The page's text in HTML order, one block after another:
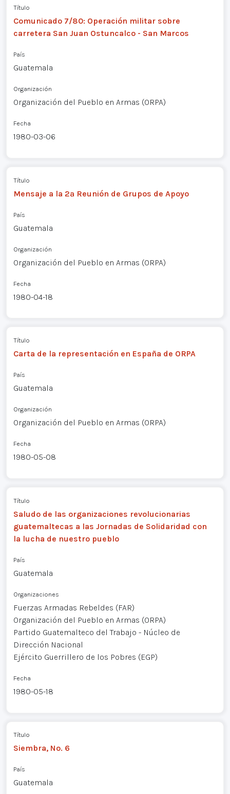
Título
Comunicado 7/80: Operación militar sobre
carretera San Juan Ostuncalco - San Marcos
País
Guatemala
Organización
Organización del Pueblo en Armas (ORPA)
Fecha
1980-03-06
Título
Mensaje a la 2ª Reunión de Grupos de Apoyo
País
Guatemala
Organización
Organización del Pueblo en Armas (ORPA)
Fecha
1980-04-18
Título
Carta de la representación en España de ORPA
País
Guatemala
Organización
Organización del Pueblo en Armas (ORPA)
Fecha
1980-05-08
Título
Saludo de las organizaciones revolucionarias
guatemaltecas a las Jornadas de Solidaridad con
la lucha de nuestro pueblo
País
Guatemala
Organizaciones
Fuerzas Armadas Rebeldes (FAR)
Organización del Pueblo en Armas (ORPA)
Partido Guatemalteco del Trabajo - Núcleo de
Dirección Nacional
Ejército Guerrillero de los Pobres (EGP)
Fecha
1980-05-18
Título
Siembra, No. 6
País
Guatemala